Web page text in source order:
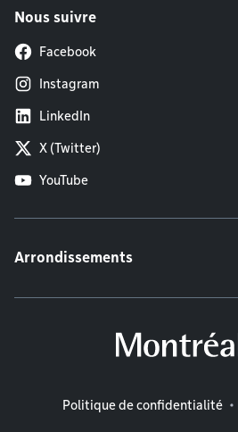
Nous suivre
Facebook
Instagram
LinkedIn
X (Twitter)
YouTube
Arrondissements
Mentions légales
Politique de confidentialité